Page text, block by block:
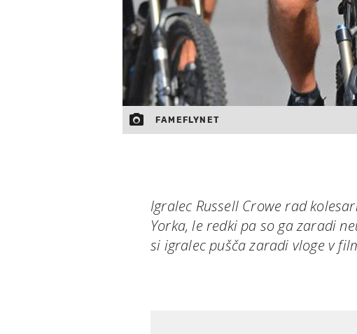
FAMEFLYNET
Igralec Russell Crowe rad
Yorka, le redki pa so ga zaradi
si igralec pušča zaradi vloge v